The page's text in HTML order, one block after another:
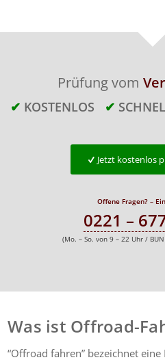
Prüfung vom
✔ KOSTENLOS ✔
Jetzt kostenlos
Offene Fragen? –
0221 –
(Mo. – So. von 9 – 22 Uhr /
Was ist Offroad-
“Offroad fahren” bezeichnet